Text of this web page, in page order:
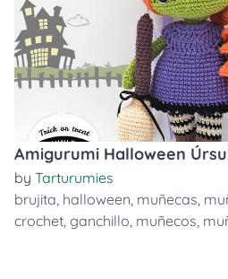
Amigurumi Halloween
by Tarturumies
brujita, halloween, muñecas,
crochet, ganchillo, muñecos,